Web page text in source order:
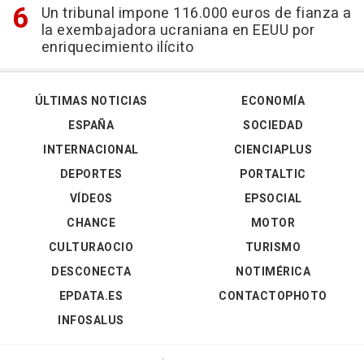
Un tribunal impone 116.000 euros de fianza a
la exembajadora ucraniana en EEUU por
enriquecimiento ilícito
ÚLTIMAS NOTICIAS
ESPAÑA
INTERNACIONAL
DEPORTES
VÍDEOS
ECONOMÍA
SOCIEDAD
CIENCIAPLUS
PORTALTIC
EPSOCIAL
CHANCE
CULTURAOCIO
DESCONECTA
EPDATA.ES
INFOSALUS
MOTOR
TURISMO
NOTIMÉRICA
CONTACTOPHOTO